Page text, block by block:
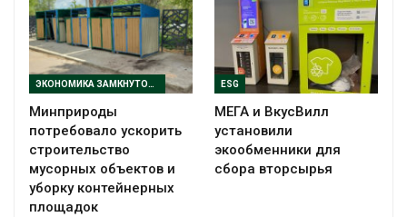
ЭКОНОМИКА ЗАМКНУТОГО ЦИКЛА
Минприроды
потребовало ускорить
строительство
мусорных объектов и
уборку контейнерных
площадок
ESG
МЕГА и ВкусВилл
установили
экообменники для
сбора вторсырья